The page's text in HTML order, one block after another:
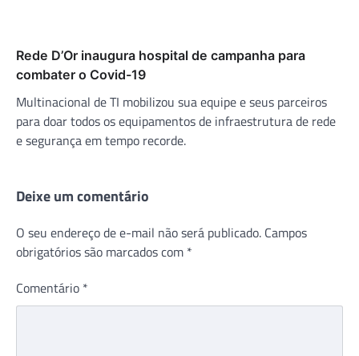
Rede D’Or inaugura hospital de campanha para
combater o Covid-19
Multinacional de TI mobilizou sua equipe e seus parceiros
para doar todos os equipamentos de infraestrutura de rede
e segurança em tempo recorde.
Deixe um comentário
O seu endereço de e-mail não será publicado. Campos
obrigatórios são marcados com *
Comentário *